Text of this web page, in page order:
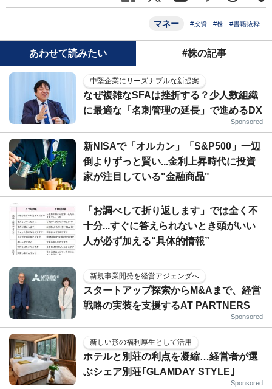
マネー #投資 #株 #書籍抜粋
あわせて読みたい #株の記事
中堅企業にリーズナブルな新提案
なぜ複雑なSFAは挫折する？少人数組織
に最適な「名刺管理の延長」で進めるDX
Sponsored
新NISAで「オルカン」「S&P500」一辺
倒よりずっと賢い...金利上昇時代に投資
家が注目している"金融商品"
「お調べして折り返します」では全く不
十分...すぐに答えられないとき頭がいい
人が必ず加える“具体的情報”
新規事業開発を経営アジェンダへ
スタートアップ探索からM&Aまで、経営
戦略の実装を支援するAT PARTNERS
Sponsored
新しい形の福利厚生として活用
ホテルと別荘の利点を凝縮…経営者が選
ぶシェア別荘｢GLAMDAY STYLE｣
Sponsored